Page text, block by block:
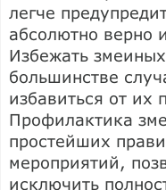
легче
абсолютно верно
Избежать
большинстве
избавиться от их
Профилактика
простейших
мероприятий,
исключить